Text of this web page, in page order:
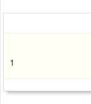
1